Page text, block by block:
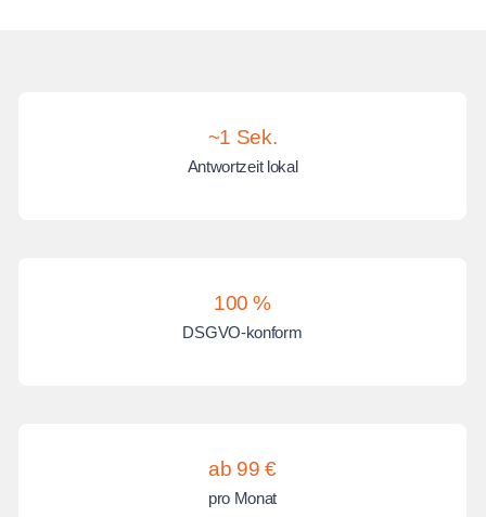
~1 Sek.
Antwortzeit lokal
100 %
DSGVO-konform
ab 99 €
pro Monat